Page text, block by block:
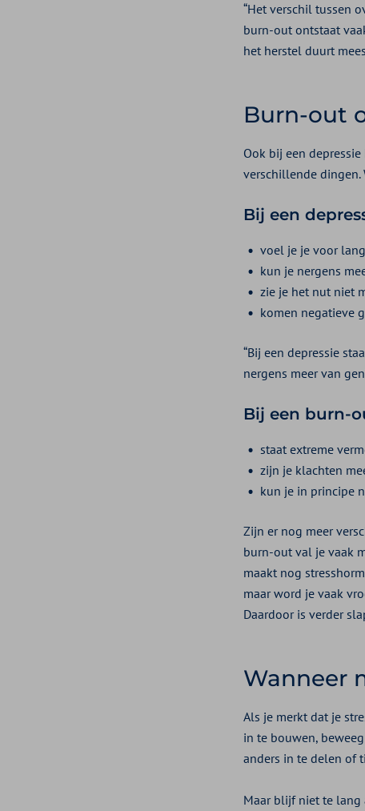
“Het verschil tussen
burn-out ontstaat
het herstel duurt
Burn-out
Ook bij een
verschillende dingen.
Bij een
voel je je voor
kun je nergens
zie je het nut niet
komen negatieve
“Bij een depressie
nergens meer van
Bij een burn-
staat extreme
zijn je klachten
kun je in principe
Zijn er nog meer
burn-out val je vaak
maakt nog
maar word je vaak
Daardoor is verder
Wanneer
Als je merkt dat je
in te bouwen,
anders in te delen of
Maar blijf niet te lang